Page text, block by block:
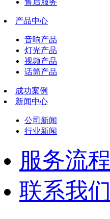
售后服务
产品中心
音响产品
灯光产品
视频产品
话筒产品
成功案例
新闻中心
公司新闻
行业新闻
服务流程
联系我们